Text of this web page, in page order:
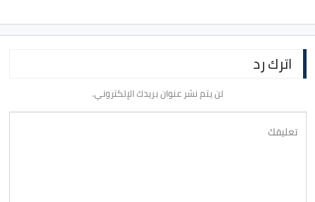
اترك رد
لن يتم نشر عنوان بريدك الإلكتروني.